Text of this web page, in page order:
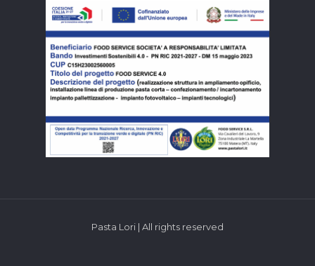
Pasta Lori | All rights reserved